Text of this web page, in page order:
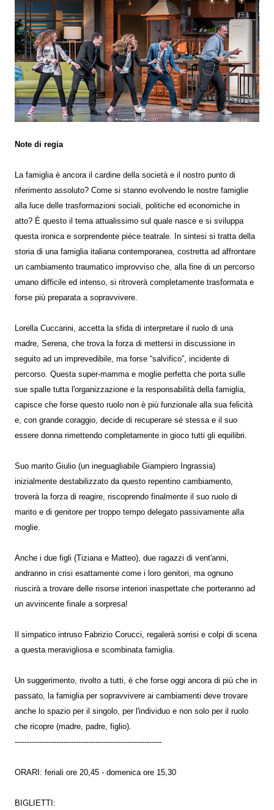
Note di regia
La famiglia è ancora il cardine della società e il nostro punto di
riferimento assoluto? Come si stanno evolvendo le nostre famiglie
alla luce delle trasformazioni sociali, politiche ed economiche in
atto? È questo il tema attualissimo sul quale nasce e si sviluppa
questa ironica e sorprendente pièce teatrale. In sintesi si tratta della
storia di una famiglia italiana contemporanea, costretta ad affrontare
un cambiamento traumatico improvviso che, alla fine di un percorso
umano difficile ed intenso, si ritroverà completamente trasformata e
forse più preparata a sopravvivere.
Lorella Cuccarini, accetta la sfida di interpretare il ruolo di una
madre, Serena, che trova la forza di mettersi in discussione in
seguito ad un imprevedibile, ma forse “salvifico”, incidente di
percorso. Questa super-mamma e moglie perfetta che porta sulle
sue spalle tutta l'organizzazione e la responsabilità della famiglia,
capisce che forse questo ruolo non è più funzionale alla sua felicità
e, con grande coraggio, decide di recuperare sé stessa e il suo
essere donna rimettendo completamente in gioco tutti gli equilibri.
Suo marito Giulio (un ineguagliabile Giampiero Ingrassia)
inizialmente destabilizzato da questo repentino cambiamento,
troverà la forza di reagire, riscoprendo finalmente il suo ruolo di
marito e di genitore per troppo tempo delegato passivamente alla
moglie.
Anche i due figli (Tiziana e Matteo), due ragazzi di vent'anni,
andranno in crisi esattamente come i loro genitori, ma ognuno
riuscirà a trovare delle risorse interiori inaspettate che porteranno ad
un avvincente finale a sorpresa!
Il simpatico intruso Fabrizio Corucci, regalerà sorrisi e colpi di scena
a questa meravigliosa e scombinata famiglia.
Un suggerimento, rivolto a tutti, è che forse oggi ancora di più che in
passato, la famiglia per sopravvivere ai cambiamenti deve trovare
anche lo spazio per il singolo, per l'individuo e non solo per il ruolo
che ricopre (madre, padre, figlio).
------------------------------------------------------------
ORARI: feriali ore 20,45 - domenica ore 15,30
BIGLIETTI: